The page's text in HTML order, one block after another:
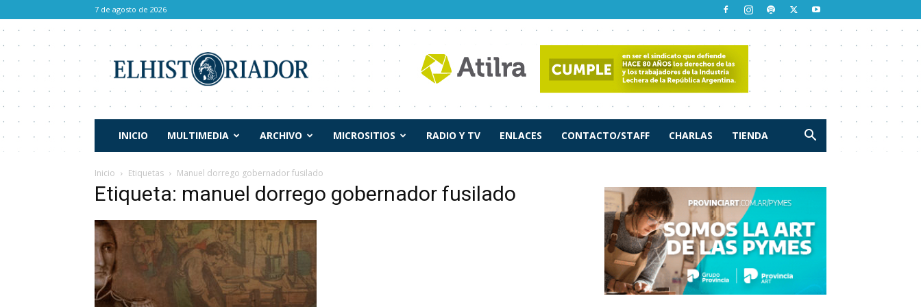
7 de agosto de 2026
Historiador
INICIO MULTIMEDIA ARCHIVO MICROSITIOS RADIO Y TV ENLACES CONTACTO/STAFF CHARLAS TIENDA
Inicio Etiquetas Manuel dorrego gobernador fusilado
Etiqueta: manuel dorrego gobernador fusilado